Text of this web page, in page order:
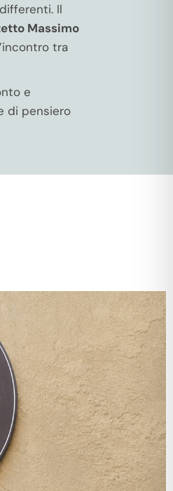
Il
Massimo
tra
e
di pensiero